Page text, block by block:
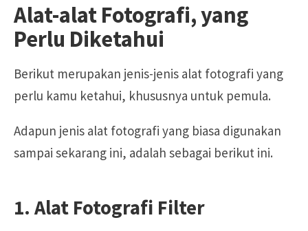
Alat-alat Fotografi, yang
Perlu Diketahui
Berikut merupakan jenis-jenis alat fotografi yang
perlu kamu ketahui, khususnya untuk pemula.
Adapun jenis alat fotografi yang biasa digunakan
sampai sekarang ini, adalah sebagai berikut ini.
1. Alat Fotografi Filter